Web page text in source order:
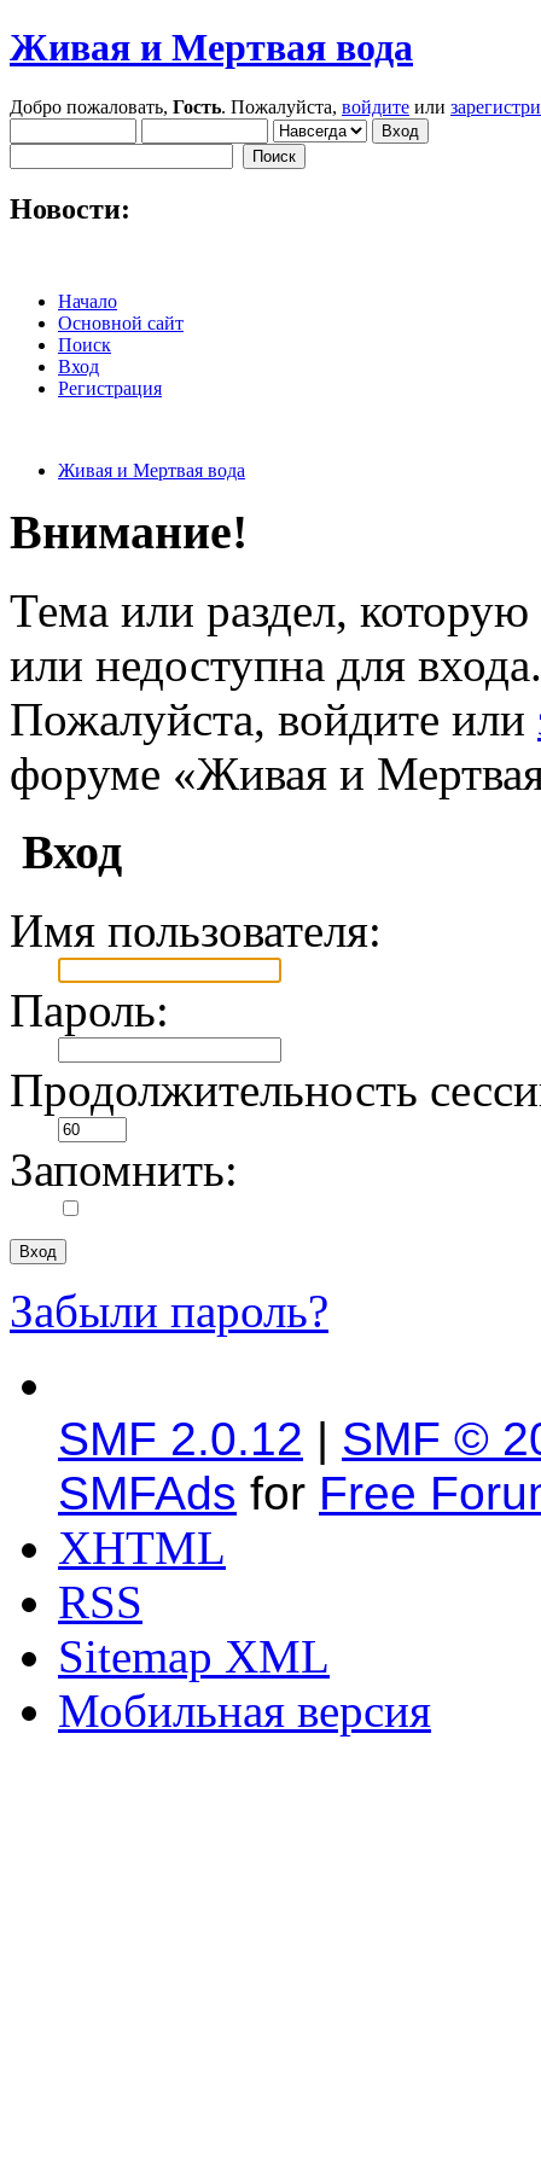
Живая и Мертвая вода
Добро пожаловать, Гость. Пожалуйста, войдите или
Новости:
Начало
Основной сайт
Поиск
Вход
Регистрация
Живая и Мертвая вода
Внимание!
Тема или раздел,
или недоступна для входа.
Пожалуйста, войдите или
форуме «Живая и
Вход
Имя пользователя:
Пароль:
Продолжительность
Запомнить:
Забыли пароль?
SMF 2.0.12 | SMF ©
SMFAds for Free
XHTML
RSS
Sitemap XML
Мобильная версия